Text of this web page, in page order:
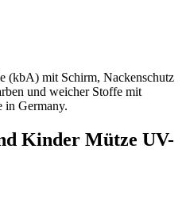
(kbA) mit Schirm, Nackenschutz
und weicher Stoffe mit
in Germany.
Kinder Mütze UV-